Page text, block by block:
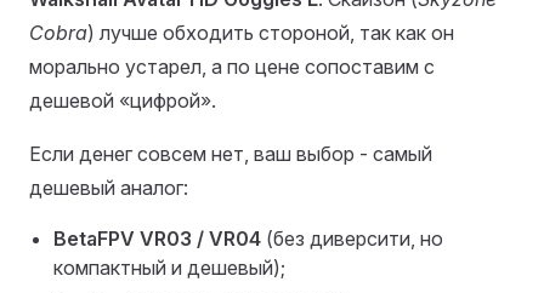
Cobra) лучше обходить стороной, так как он
морально устарел, а по цене сопоставим с
дешевой «цифрой».
Если денег совсем нет, ваш выбор - самый
дешевый аналог:
BetaFPV VR03 / VR04 (без диверсити, но
компактный и дешевый);